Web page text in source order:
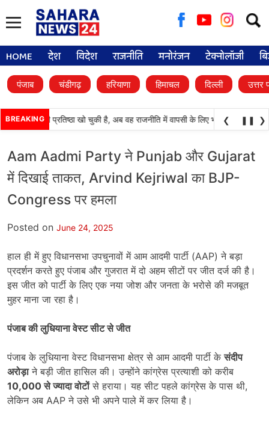
for:
HOME देश विदेश राजनीति मनोरंजन टेक्नोलॉजी
पंजाब चंडीगढ़ हरियाणा हिमाचल दिल्ली उत्तर
BREAKING
दल) अपनी प्रतिष्ठा खो चुकी है, अब वह राजनीति में वापसी के लिए भाजपा से
❮ ❚❚ ❯
Aam Aadmi Party ने Punjab और Gujarat
में दिखाई ताकत, Arvind Kejriwal का BJP-
Congress पर हमला
Posted on June 24, 2025
हाल ही में हुए विधानसभा उपचुनावों में आम आदमी पार्टी (AAP) ने बड़ा
प्रदर्शन करते हुए पंजाब और गुजरात में दो अहम सीटों पर जीत दर्ज की है।
इस जीत को पार्टी के लिए एक नया जोश और जनता के भरोसे की मजबूत
मुहर माना जा रहा है।
पंजाब की लुधियाना वेस्ट सीट से जीत
पंजाब के लुधियाना वेस्ट विधानसभा क्षेत्र से आम आदमी पार्टी केसंदीप
अरोड़ाने बड़ी जीत हासिल की। उन्होंने कांग्रेस प्रत्याशी को करीब
10,000से ज्यादा वोटोंसे हराया। यह सीट पहले कांग्रेस के पास थी,
लेकिन अब AAP ने उसे भी अपने पाले में कर लिया है।